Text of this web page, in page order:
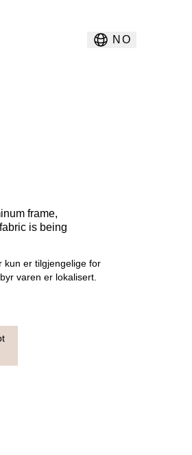
NO
frame,
is being
kun er tilgjengelige for
varen er lokalisert.